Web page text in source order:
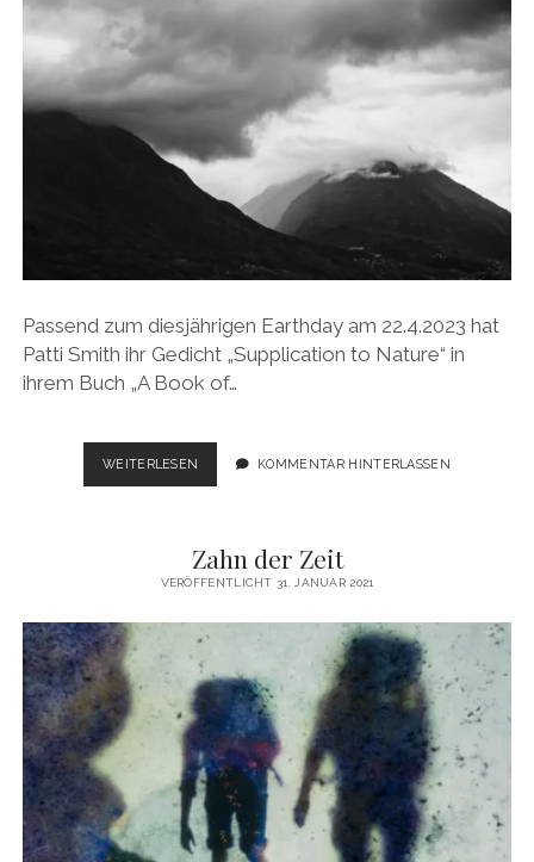
Passend zum diesjährigen Earthday am 22.4.2023 hat
Patti Smith ihr Gedicht „Supplication to Nature“ in
ihrem Buch „A Book of…
WEITERLESEN EARTHDAY
2023
KOMMENTAR HINTERLASSEN
Zahn der Zeit
VERÖFFENTLICHT 31. JANUAR 2021